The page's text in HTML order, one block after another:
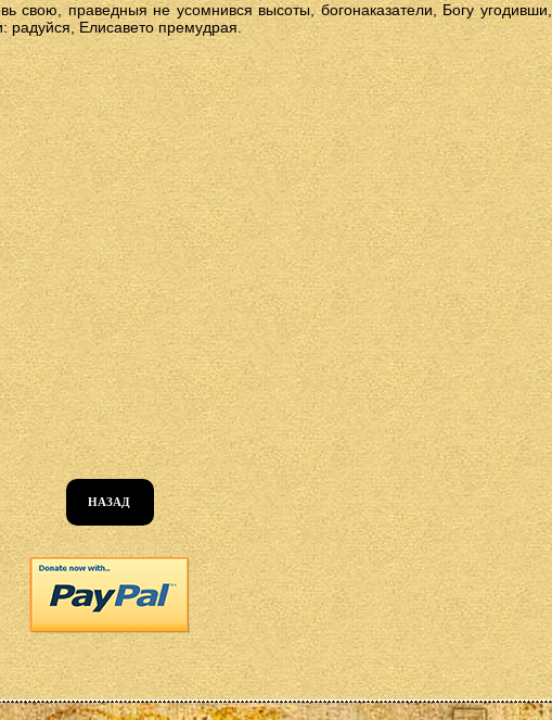
свою, праведныя не усомнився высоты, богонаказатели, Богу угодивши,
радуйся, Елисавето премудрая.
НАЗАД